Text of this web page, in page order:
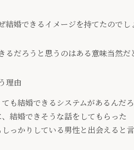
結婚できるイメージを持てたのでし
だろうと思うのはある意味当然だ
理由
も結婚できるシステムがあるんだ
結婚できそうな話をしてもらった
っかりしている男性と出会えると